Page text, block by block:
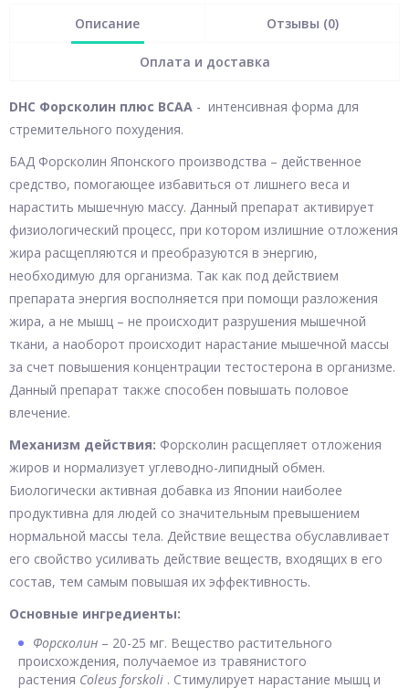
Описание Отзывы (0)
Оплата и доставка
DHC Форсколин плюс BCAA - интенсивная форма для
стремительного похудения.
БАД Форсколин Японского производства – действенное
средство, помогающее избавиться от лишнего веса и
нарастить мышечную массу. Данный препарат активирует
физиологический процесс, при котором излишние отложения
жира расщепляются и преобразуются в энергию,
необходимую для организма. Так как под действием
препарата энергия восполняется при помощи разложения
жира, а не мышц – не происходит разрушения мышечной
ткани, а наоборот происходит нарастание мышечной массы
за счет повышения концентрации тестостерона в организме.
Данный препарат также способен повышать половое
влечение.
Механизм действия: Форсколин расщепляет отложения
жиров и нормализует углеводно-липидный обмен.
Биологически активная добавка из Японии наиболее
продуктивна для людей со значительным превышением
нормальной массы тела. Действие вещества обуславливает
его свойство усиливать действие веществ, входящих в его
состав, тем самым повышая их эффективность.
Основные ингредиенты:
Форсколин – 20-25 мг. Вещество растительного
происхождения, получаемое из травянистого
растения Coleus forskoli . Стимулирует нарастание мышц и